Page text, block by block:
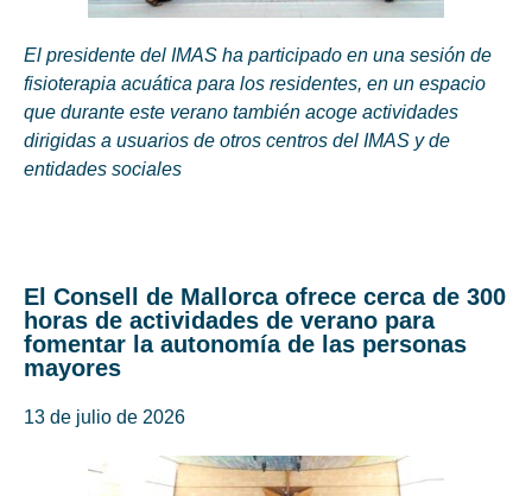
El presidente del IMAS ha participado en una sesión de
fisioterapia acuática para los residentes, en un espacio
que durante este verano también acoge actividades
dirigidas a usuarios de otros centros del IMAS y de
entidades sociales
El Consell de Mallorca ofrece cerca de 300
horas de actividades de verano para
fomentar la autonomía de las personas
mayores
13 de julio de 2026